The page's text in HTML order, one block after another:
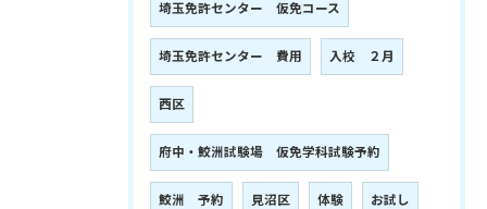
埼玉免許センター 仮免コース
埼玉免許センター 費用 入校 ２月
西区
府中・鮫洲試験場 仮免学科試験予約
鮫洲 予約 見沼区 体験 お試し